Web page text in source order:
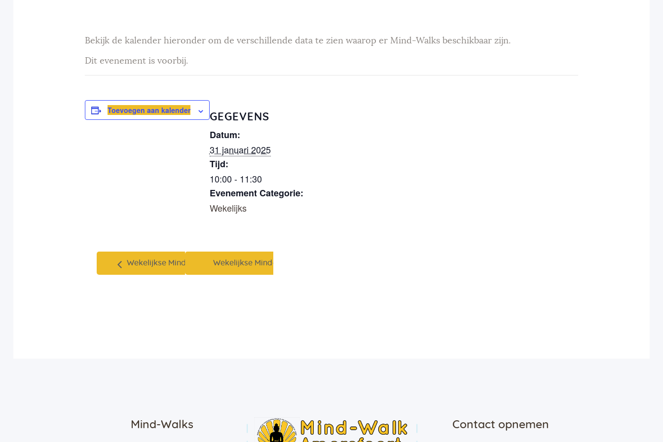
enementen
cadeau
Mind-Walk
op verzoek
Contact
Bekijk de kalender hieronder om de verschillende data te zien waarop er Mind-Walks beschikbaar zijn.
Dit evenement is voorbij.
Toevoegen aan kalender
GEGEVENS
Datum:
31 januari 2025
Tijd:
10:00 - 11:30
Evenement Categorie:
Wekelijks
Wekelijkse Mind-Walk Wekelijkse Mind-Walk
Mind-Walks Contact opnemen